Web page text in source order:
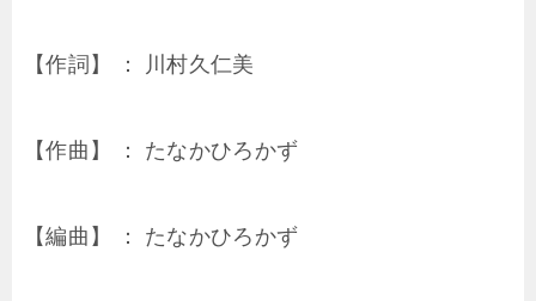
【作詞】 ： 川村久仁美
【作曲】 ： たなかひろかず
【編曲】 ： たなかひろかず